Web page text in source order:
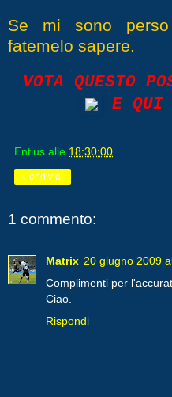
Se mi sono perso
fatemelo sapere.
VOTA QUESTO
E QUI
Entius alle 18:30:00
Condividi
1 commento:
Matrix 20 giugno 2009
Complimenti per
Ciao.
Rispondi